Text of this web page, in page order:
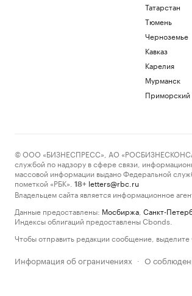
Татарстан
Тюмень
Черноземье
Кавказ
Карелия
Мурманск
Приморский
© ООО «БИЗНЕСПРЕСС», АО
службой по надзору в сфере связи,
массовой информации выдано Федеральной
пометкой «РБК».
18+ letters@rbc.ru
Владельцем сайта является информационное
Данные предоставлены: Мосбиржа Санкт-
Индексы облигаций предоставлены Cbonds.
Чтобы отправить редакции сообщение, выделите
Информация об ограничениях · О